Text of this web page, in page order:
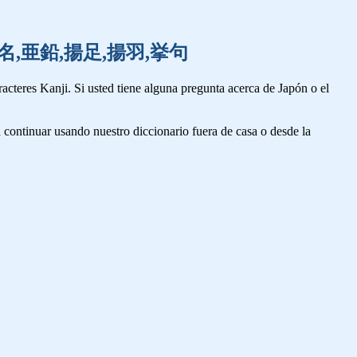
,亜鉛,揚足,揚羽,挙句
Kanji. Si usted tiene alguna pregunta acerca de Japón o el
usando nuestro diccionario fuera de casa o desde la